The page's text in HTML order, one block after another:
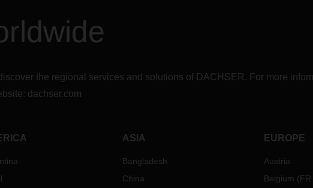
the regional services and solutions of DACHSER. For more
dachser.com
ASIA
Bangladesh
China
EUROPE
Austria
Belgium (FR